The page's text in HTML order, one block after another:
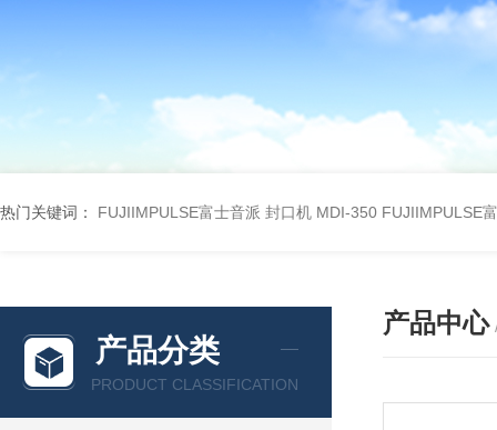
热门关键词： FUJIIMPULSE富士音派 封口机 MDI-350 FUJIIMPULSE
产品分类
PRODUCT CLASSIFICATION
产品中心